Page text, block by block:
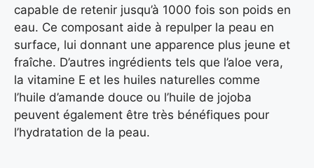
capable de retenir jusqu’à 1000 fois son poids en
eau. Ce composant aide à repulper la peau en
surface, lui donnant une apparence plus jeune et
fraîche. D’autres ingrédients tels que l’aloe vera,
la vitamine E et les huiles naturelles comme
l’huile d’amande douce ou l’huile de jojoba
peuvent également être très bénéfiques pour
l’hydratation de la peau.